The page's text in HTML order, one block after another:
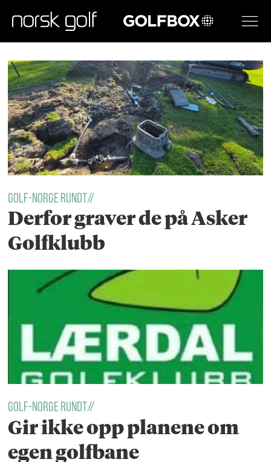
GOLFBOX
Tag:
golfnorge
golf-norge rundt//
Derfor graver de på Asker
Golfklubb
golf-norge rundt//
Gir ikke opp planene om
egen golfbane